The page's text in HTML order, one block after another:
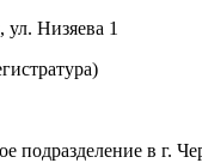
Низяева 1
подразделение в г.